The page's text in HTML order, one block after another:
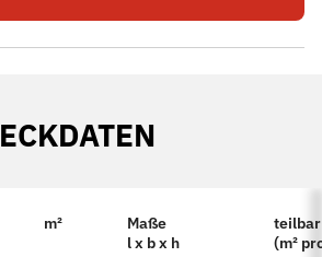
ECKDATEN
m²
Maße
l x b x h
(m²